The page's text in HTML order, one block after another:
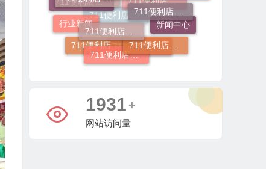
711便利店加盟费
711便利店开店
711便利店运营支持政策
711便利店利润分成模式
711便利店加盟官网 新闻中心
711便利店加盟申请
711便利店加盟流程
行业新闻 711便利店加盟条件
711便利店加盟总部
5381 +
网站访问量